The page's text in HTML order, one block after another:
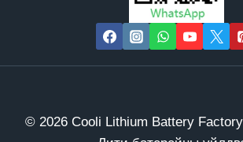
© 2026 Cooli Lithium Battery